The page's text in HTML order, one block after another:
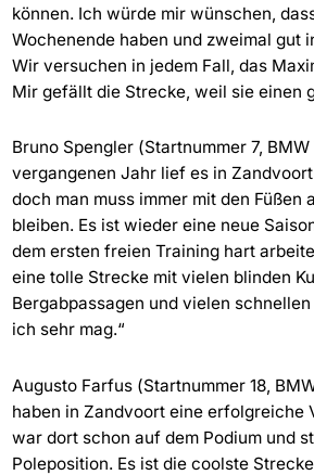
können. Ich würde mir wünschen,
Wochenende haben und zweimal gut
Wir versuchen in jedem Fall, das
Mir gefällt die Strecke, weil sie einen
Bruno Spengler (Startnummer 7, BMW
vergangenen Jahr lief es in
doch man muss immer mit den Füßen
bleiben. Es ist wieder eine neue
dem ersten freien Training hart
eine tolle Strecke mit vielen blinden
Bergabpassagen und vielen
ich sehr mag.“
Augusto Farfus (Startnummer 18,
haben in Zandvoort eine erfolgreiche
war dort schon auf dem Podium und
Poleposition. Es ist die coolste